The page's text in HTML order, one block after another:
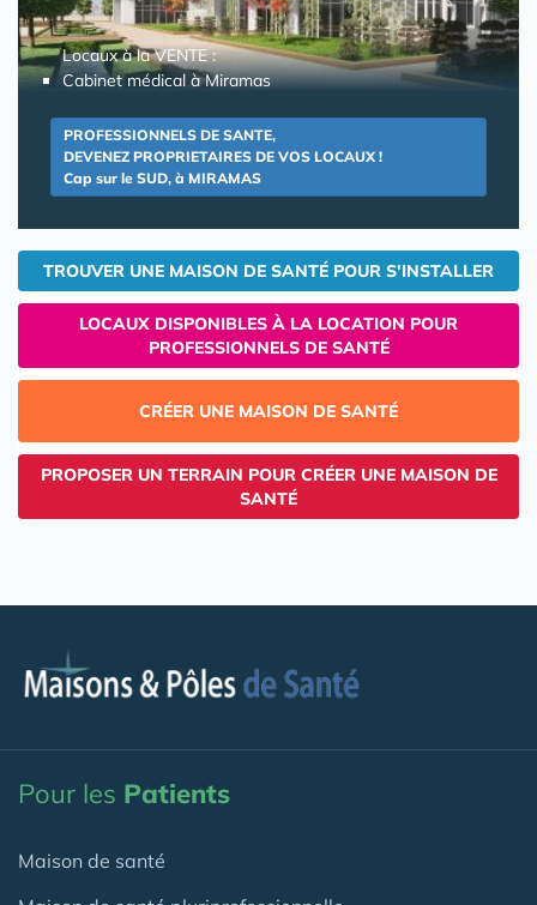
Locaux à la VENTE :
Cabinet médical à Miramas
PROFESSIONNELS DE SANTE,
DEVENEZ PROPRIETAIRES DE VOS LOCAUX !
Cap sur le SUD, à MIRAMAS
TROUVER UNE MAISON DE SANTÉ POUR S'INSTALLER
LOCAUX DISPONIBLES À LA LOCATION POUR
PROFESSIONNELS DE SANTÉ
CRÉER UNE MAISON DE SANTÉ
PROPOSER UN TERRAIN POUR CRÉER UNE MAISON DE
SANTÉ
Pour les Patients
Maison de santé